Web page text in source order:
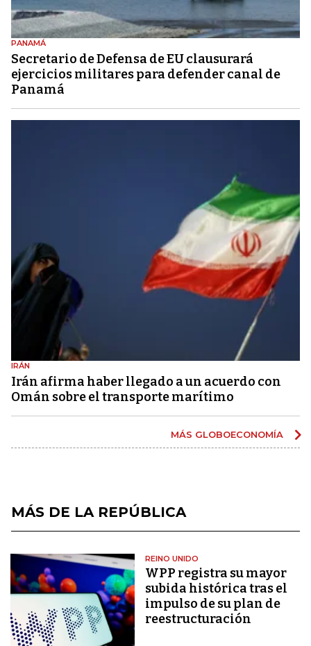
PANAMÁ
Secretario de Defensa de EU clausurará
ejercicios militares para defender canal de
Panamá
IRÁN
Irán afirma haber llegado a un acuerdo con
Omán sobre el transporte marítimo
MÁS GLOBOECONOMÍA
MÁS DE LA REPÚBLICA
REINO UNIDO
WPP registra su mayor
subida histórica tras el
impulso de su plan de
reestructuración